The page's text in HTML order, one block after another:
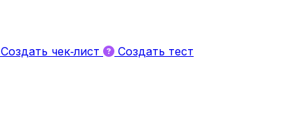
Создать чек‑лист Создать тест